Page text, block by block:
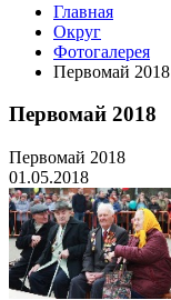
Главная
Округ
Фотогалерея
Первомай 2018
Первомай 2018
Первомай 2018
01.05.2018